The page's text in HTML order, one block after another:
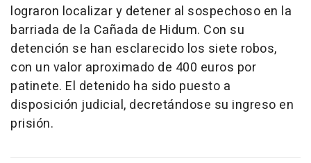
lograron localizar y detener al sospechoso en la
barriada de la Cañada de Hidum. Con su
detención se han esclarecido los siete robos,
con un valor aproximado de 400 euros por
patinete. El detenido ha sido puesto a
disposición judicial, decretándose su ingreso en
prisión.